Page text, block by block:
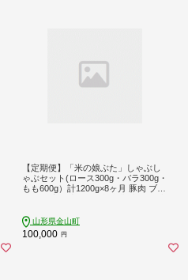
【定期便】「米の娘ぶた」しゃぶし
ゃぶセット(ロース300g・バラ300g・
もも600g）計1200g×8ヶ月 豚肉 ブラ
山形県金山町
100,000 円